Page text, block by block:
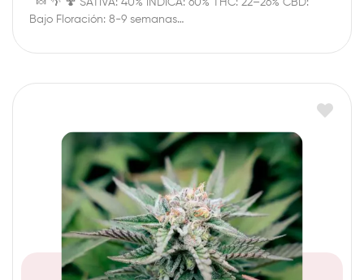
🍬 🌴 🍄 SATIVA: 40% ÍNDICA: 60% THC: 22–26% CBD:
Bajo Floración: 8-9 semanas…